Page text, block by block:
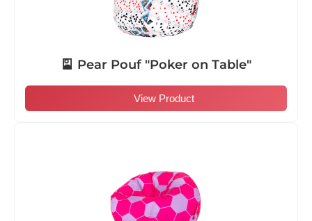
🎴 Pear Pouf "Poker on Table"
View Product